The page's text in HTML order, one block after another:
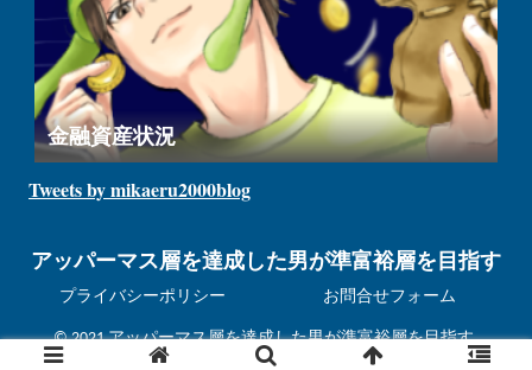
金融資産状況
Tweets by mikaeru2000blog
アッパーマス層を達成した男が準富裕層を目指す
プライバシーポリシー お問合せフォーム
© 2021 アッパーマス層を達成した男が準富裕層を目指す.